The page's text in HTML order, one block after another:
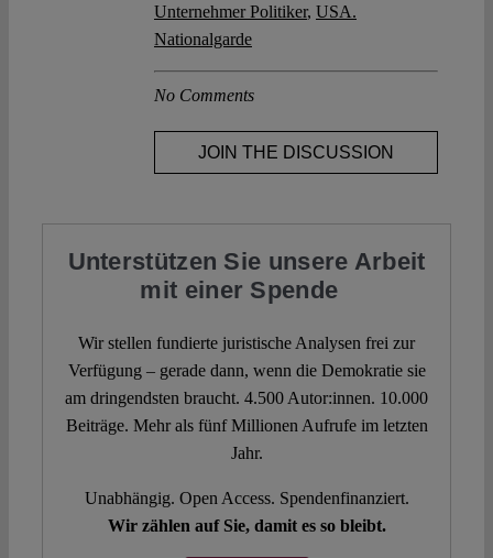
Unternehmer Politiker, USA.
Nationalgarde
No Comments
JOIN THE DISCUSSION
Unterstützen Sie unsere Arbeit
mit einer Spende
Wir stellen fundierte juristische Analysen frei zur
Verfügung – gerade dann, wenn die Demokratie sie
am dringendsten braucht. 4.500 Autor:innen. 10.000
Beiträge. Mehr als fünf Millionen Aufrufe im letzten
Jahr.
Unabhängig. Open Access. Spendenfinanziert.
Wir zählen auf Sie, damit es so bleibt.